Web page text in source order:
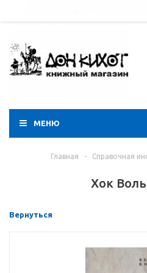
МЕНЮ
Главная - Справочная
Хок
Вернуться